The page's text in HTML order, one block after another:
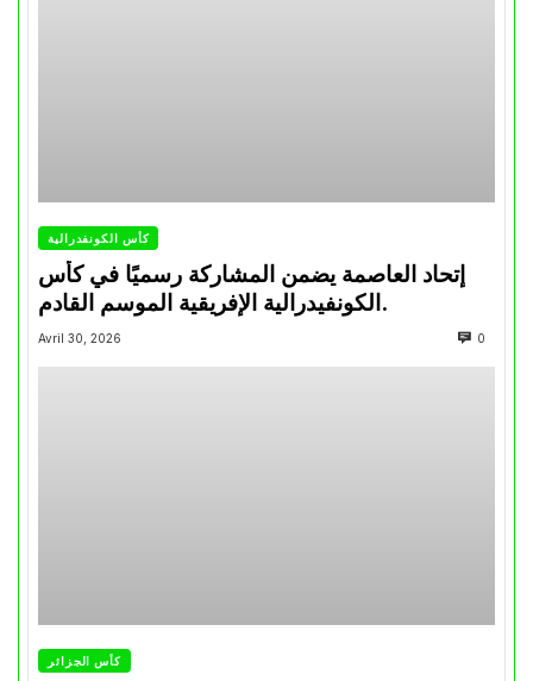
كأس الكونفدرالية
إتحاد العاصمة يضمن المشاركة رسميًا في كأس
الكونفيدرالية الإفريقية الموسم القادم.
Avril 30, 2026 0
كأس الجزائر